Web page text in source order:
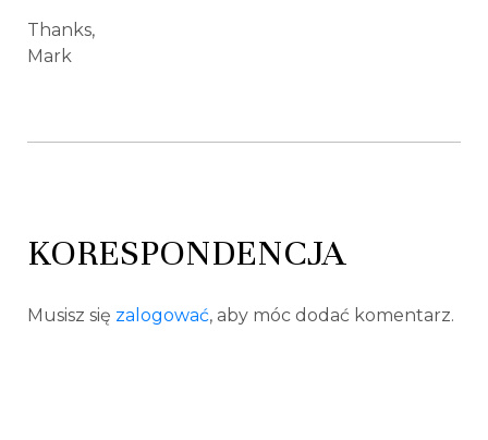
Thanks,
Mark
KORESPONDENCJA
Musisz się zalogować, aby móc dodać komentarz.